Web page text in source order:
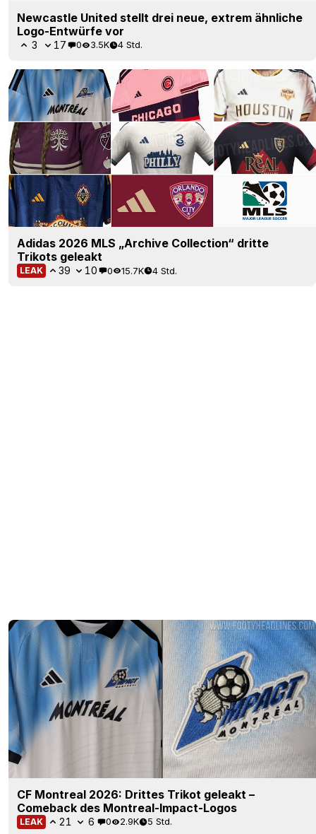
Newcastle United stellt drei neue, extrem ähnliche
Logo-Entwürfe vor
3 17 0 3.5K 4 Std.
Adidas 2026 MLS „Archive Collection“ dritte
Trikots geleakt
LEAK 39 10 0 15.7K 4 Std.
CF Montreal 2026: Drittes Trikot geleakt –
Comeback des Montreal-Impact-Logos
LEAK 21 6 0 2.9K 5 Std.